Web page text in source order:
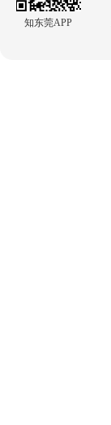
知东莞APP